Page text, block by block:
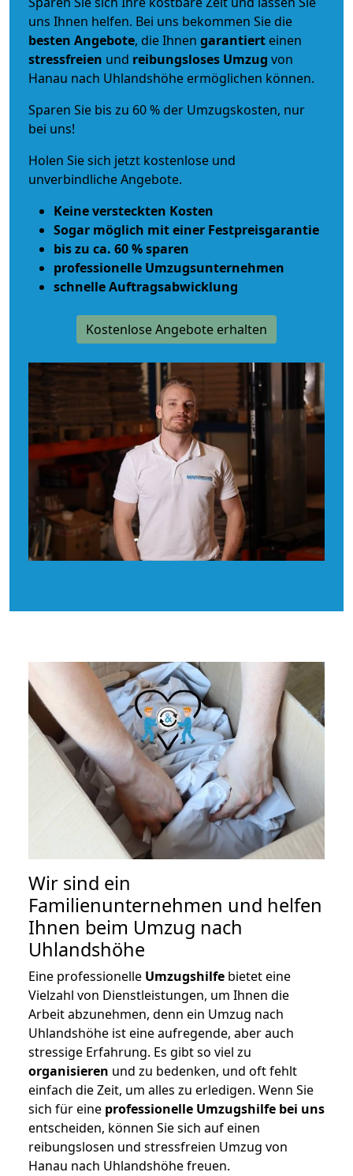
uns Ihnen helfen. Bei uns bekommen Sie die
besten Angebote, die Ihnen garantiert einen
stressfreien und reibungsloses Umzug von
Hanau nach Uhlandshöhe ermöglichen können.
Sparen Sie bis zu 60 % der Umzugskosten, nur
bei uns!
Holen Sie sich jetzt kostenlose und
unverbindliche Angebote.
Keine versteckten Kosten
Sogar möglich mit einer Festpreisgarantie
bis zu ca. 60 % sparen
professionelle Umzugsunternehmen
schnelle Auftragsabwicklung
Kostenlose Angebote erhalten
Wir sind ein
Familienunternehmen und helfen
Ihnen beim Umzug nach
Uhlandshöhe
Eine professionelle Umzugshilfe bietet eine
Vielzahl von Dienstleistungen, um Ihnen die
Arbeit abzunehmen, denn ein Umzug nach
Uhlandshöhe ist eine aufregende, aber auch
stressige Erfahrung. Es gibt so viel zu
organisieren und zu bedenken, und oft fehlt
einfach die Zeit, um alles zu erledigen. Wenn Sie
sich für eine professionelle Umzugshilfe bei uns
entscheiden, können Sie sich auf einen
reibungslosen und stressfreien Umzug von
Hanau nach Uhlandshöhe freuen.